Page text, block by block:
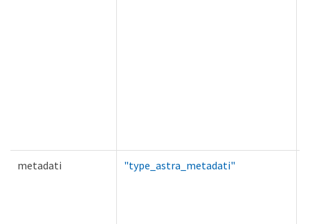
metadati "type_astra_metadati"